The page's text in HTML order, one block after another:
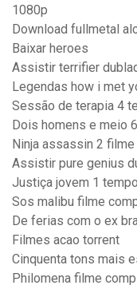
1080p
Download fullmetal
Baixar heroes
Assistir terrifier
Legendas how i met
Sessão de terapia 4
Dois homens e meio
Ninja assassin 2
Assistir pure genius
Justiça jovem 1
Sos malibu filme
De ferias com o ex
Filmes acao torrent
Cinquenta tons mais
Philomena filme